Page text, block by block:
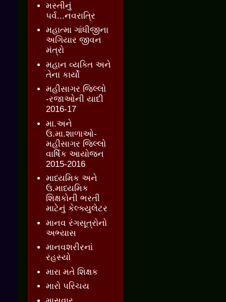
મસ્તીનું
પર્વ...નવરાત્રિ
મહાત્મા ગાંધીજીના
અગિયાર જીવન
મંત્રો
મહાન વ્યક્તિ અને
તેના કાર્યો
મહીસાગર જિલ્લો
-રજાઓની યાદી
2016-17
મા.અને
ઉ.મા.શાળાઓ-
મહીસાગર જિલ્લો
વાર્ષિક આયોજન
2015-2016
માધ્યમિક અને
ઉ.માધ્યમિક
શિક્ષકોની ભરતી
માટેનું કેલ્ક્યુલેટર
માનવ રંગસૂત્રોનો
અભ્યાસ
માનવશરીરનાં
રહસ્યો
મારા મતે શિક્ષક
મારો પરિચય